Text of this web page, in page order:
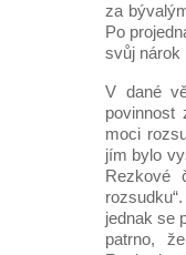
za
Po
svůj nárok
V dané
povinnost
moci
jím bylo
Rezkové
jednak se
patrno,